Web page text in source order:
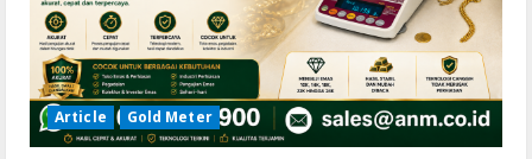
Article Gold Meter